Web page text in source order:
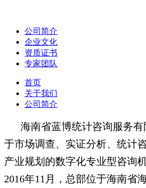
公司简介
企业文化
资质证书
专家团队
首页
关于我们
公司简介
海南省蓝博统计咨询服务
于市场调查、实证分析、统计
产业规划的数字化专业型咨询
2016年11月，总部位于海南省